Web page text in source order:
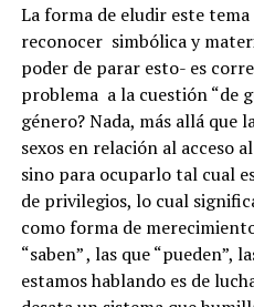
La forma de eludir este tema
reconocer simbólica y
poder de parar esto- es
problema a la cuestión “de
género? Nada, más allá que
sexos en relación al acceso
sino para ocuparlo tal cual
de privilegios, lo cual
como forma de
“saben” , las que “pueden”,
estamos hablando es de